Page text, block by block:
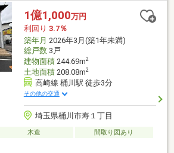
1億1,000万円
利回り 3.7％
築年月 2026年3月(築1年未満)
総戸数3戸
建物面積244.69m2
土地面積208.08m2
高崎線 桶川駅 徒歩3分
その他の交通
埼玉県桶川市寿１丁目
木造
間取り図あり